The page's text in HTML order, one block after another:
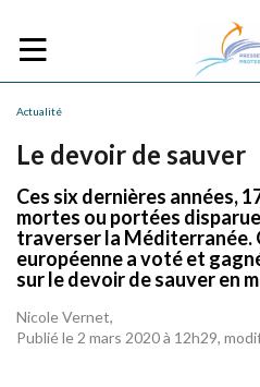
Actualité
Le devoir de sauver
Ces six dernières années,
mortes ou portées
traverser la Méditerranée.
européenne a voté et
sur le devoir de sauver en
Nicole Vernet,
Publié le 2 mars 2020 à 12h29,